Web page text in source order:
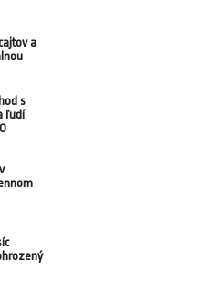
a
s
ľudí